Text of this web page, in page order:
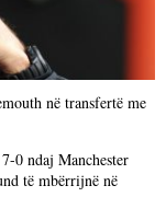
në transfertë me
0 ndaj Manchester
të mbërrijnë në